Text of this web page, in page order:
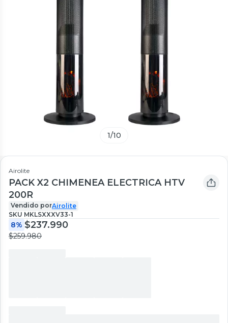
1/10
Airolite
PACK X2 CHIMENEA ELECTRICA HTV
200R
Vendido porAirolite
SKU MKLSXXXV33-1
8% $237.990
$259.980